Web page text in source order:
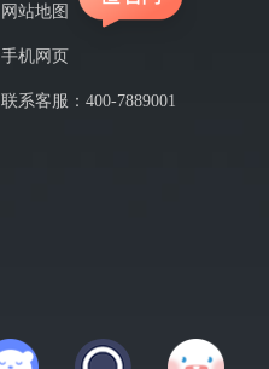
网站地图
手机网页
联系客服：400-7889001